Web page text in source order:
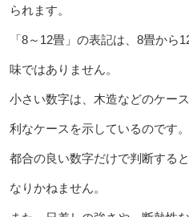
られます。
「8～12畳」の表記は、8畳か
味ではありません。
小さい数字は、木造などのケー
利なケースを示しているのです。
都合の良い数字だけで判断する
なりかねません。